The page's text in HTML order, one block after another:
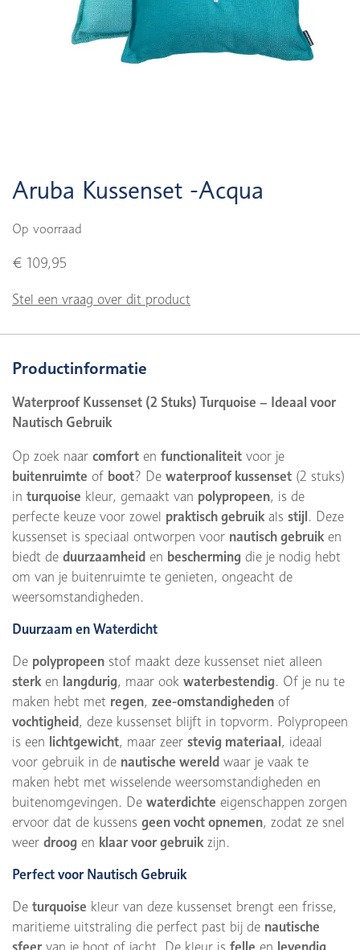
Aruba Kussenset -Acqua
Op voorraad
€ 109,95
Stel een vraag over dit product
Productinformatie
Waterproof Kussenset (2 Stuks) Turquoise – Ideaal voor
Nautisch Gebruik
Op zoek naar comfort en functionaliteit voor je
buitenruimte of boot? De waterproof kussenset (2 stuks)
in turquoise kleur, gemaakt van polypropeen, is de
perfecte keuze voor zowel praktisch gebruikals stijl . Deze
kussenset is speciaal ontworpen voor nautisch gebruiken
biedt de duurzaamheid en bescherming die je nodig hebt
om van je buitenruimte te genieten, ongeacht de
weersomstandigheden.
Duurzaam en Waterdicht
De polypropeen stof maakt deze kussenset niet alleen
sterken langdurig, maar ook waterbestendig. Of je nu te
maken hebt met regen, zee-omstandigheden of
vochtigheid, deze kussenset blijft in topvorm. Polypropeen
is een lichtgewicht, maar zeer stevig materiaal , ideaal
voor gebruik in de nautische wereld waar je vaak te
maken hebt met wisselende weersomstandigheden en
buitenomgevingen. De waterdichte eigenschappen zorgen
ervoor dat de kussens geen vocht opnemen, zodat ze snel
weer droog en klaar voor gebruikzijn.
Perfect voor Nautisch Gebruik
De turquoise kleur van deze kussenset brengt een frisse,
maritieme uitstraling die perfect past bij de nautische
sfeervan je boot of jacht. De kleur is felle en levendig,